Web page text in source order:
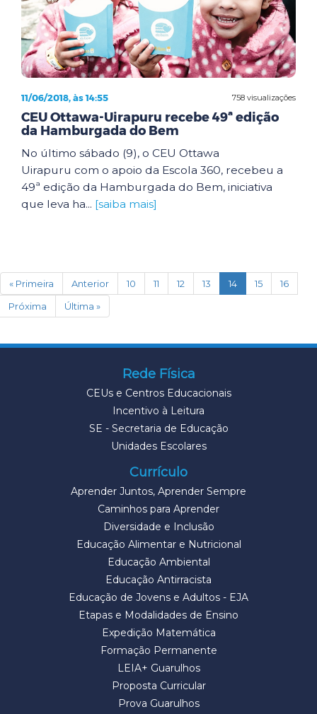
758 visualizações
11/06/2018, às 14:55
CEU Ottawa-Uirapuru recebe 49ª edição
da Hamburgada do Bem
No último sábado (9), o CEU Ottawa
Uirapuru com o apoio da Escola 360, recebeu a
49ª edição da Hamburgada do Bem, iniciativa
que leva ha... [saiba mais]
« Primeira Anterior 10 11 12 13 14(current)
15
16
Próxima
Última »
Rede Física
CEUs e Centros Educacionais
Incentivo à Leitura
SE - Secretaria de Educação
Unidades Escolares
Currículo
Aprender Juntos, Aprender Sempre
Caminhos para Aprender
Diversidade e Inclusão
Educação Alimentar e Nutricional
Educação Ambiental
Educação Antirracista
Educação de Jovens e Adultos - EJA
Etapas e Modalidades de Ensino
Expedição Matemática
Formação Permanente
LEIA+ Guarulhos
Proposta Curricular
Prova Guarulhos